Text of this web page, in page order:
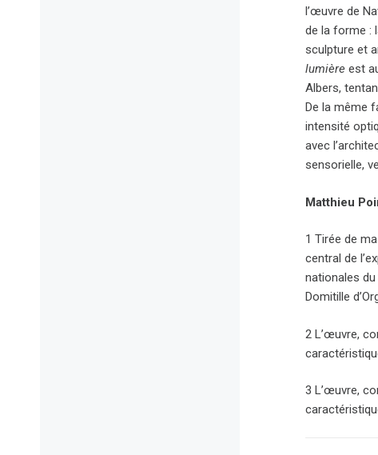
l’œuvre de
de la forme :
sculpture et
lumière est
Albers,
De la même
intensité
avec
sensorielle,
Matthieu
1 Tirée de
central de
nationales
Domitille
2 L’œuvre,
3 L’œuvre,